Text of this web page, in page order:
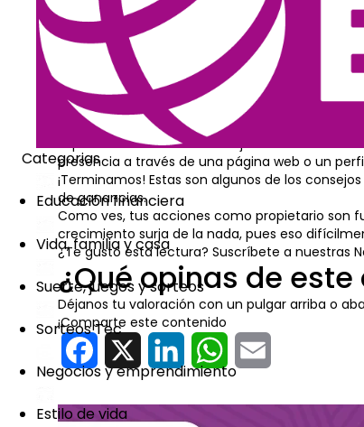
Categorias
Educación financiera
Vida, familia y casa
Suerte, juegos y sorteos
Sorteos Tec
Negocios y emprendimiento
Estilo de vida
realmente conocer a tu público objetivo y, con
5. Trabaja el
Te sorprenderá lo rápido que puede crecer tu
En la actualidad, Internet y las redes sociales
Si deseas que tu negocio se expanda y tenga
explorar al máximo las ventajas del comercio
presencia a través de una página web o un
¡Terminamos! Estas son algunos de los
de ganancias.
Como ves, tus acciones como propietario son
crecimiento surja de la nada, pues eso
¿Te gustó esta lectura? Suscríbete a nuestras
¿Qué opinas de
Déjanos tu valoración con un pulgar arriba o
¡Comparte este contenido
Facebook LinkedInWhatsApp